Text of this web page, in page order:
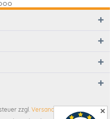
✕
zzgl. Versandkosten